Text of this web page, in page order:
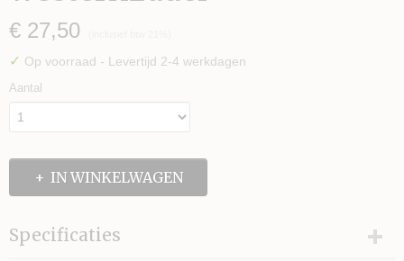
€ 27,50
✓ Op voorraad - Levertijd 2-4 werkdagen
Aantal
IN WINKELWAGEN
Specificaties